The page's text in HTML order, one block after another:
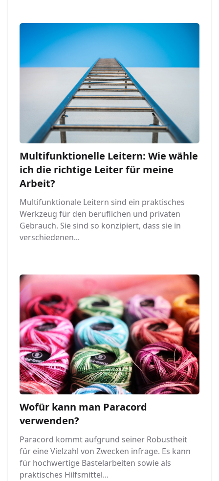
Multifunktionelle Leitern: Wie wähle
ich die richtige Leiter für meine
Arbeit?
Multifunktionale Leitern sind ein praktisches
Werkzeug für den beruflichen und privaten
Gebrauch. Sie sind so konzipiert, dass sie in
verschiedenen...
Wofür kann man Paracord
verwenden?
Paracord kommt aufgrund seiner Robustheit
für eine Vielzahl von Zwecken infrage. Es kann
für hochwertige Bastelarbeiten sowie als
praktisches Hilfsmittel...